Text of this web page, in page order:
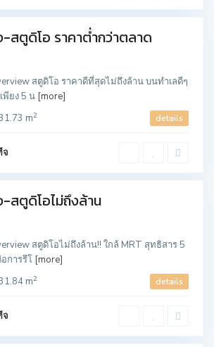
สตูดิโอ ราคาต่ำกว่าตลาด
สตูดิโอ ราคาดีที่สุดไม่ถึงล้าน บนทำเลดีๆ
พียง 5 น [more]
m2 details
จ
สตูดิโอไม่ถึงล้าน
สตูดิโอไม่ถึงล้าน!! ใกล้ MRT สุทธิสาร 5
การรีโ [more]
m2 details
จ